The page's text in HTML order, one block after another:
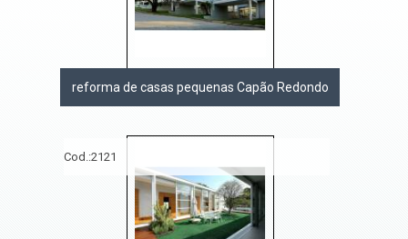
reforma de casas pequenas Capão Redondo
Cod.:2121